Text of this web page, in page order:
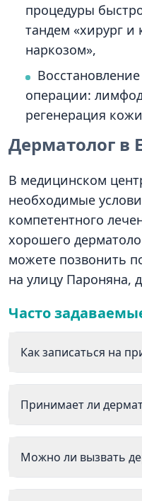
процедуры
тандем «хирург и
наркозом»,
операции:
регенерация
Дерматолог в
В медицинском
необходимые
компетентного
хорошего
можете позвонить
на улицу Пароняна,
Часто
Как записаться на
Принимает ли
Можно ли вызвать